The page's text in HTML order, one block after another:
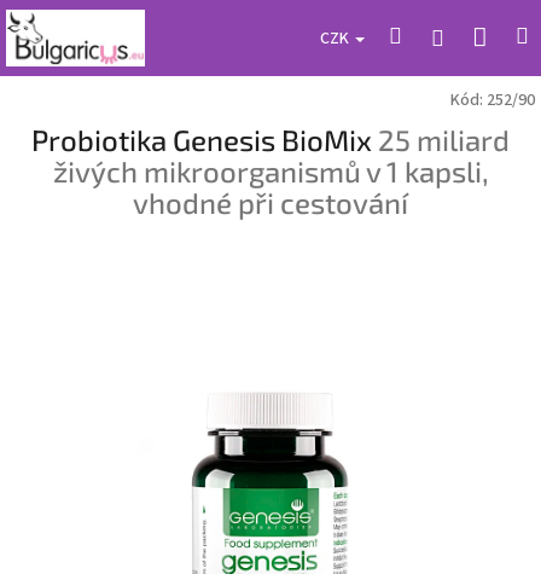
Přejít
na
obsah
CZK Hledat Přihlášení
Kód: 252/90
Probiotika Genesis BioMix 25 miliard
živých mikroorganismů v 1 kapsli,
vhodné při cestování